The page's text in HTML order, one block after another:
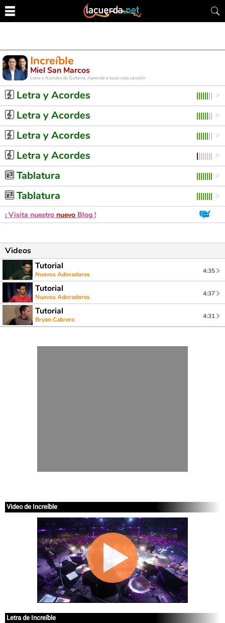
Increíble
Miel San Marcos
Letra y Acordes de Guitarra. Aprende a tocar esta canción
Letra y Acordes
Letra y Acordes
Letra y Acordes
Letra y Acordes
Tablatura
Tablatura
¡ Visita nuestro nuevo Blog !
Videos
Tutorial
Nuevos Adoradores 4:35
Tutorial
Nuevos Adoradores 4:37
Tutorial
Bryan Cabrera 4:31
Video de Increíble
Letra de Increíble